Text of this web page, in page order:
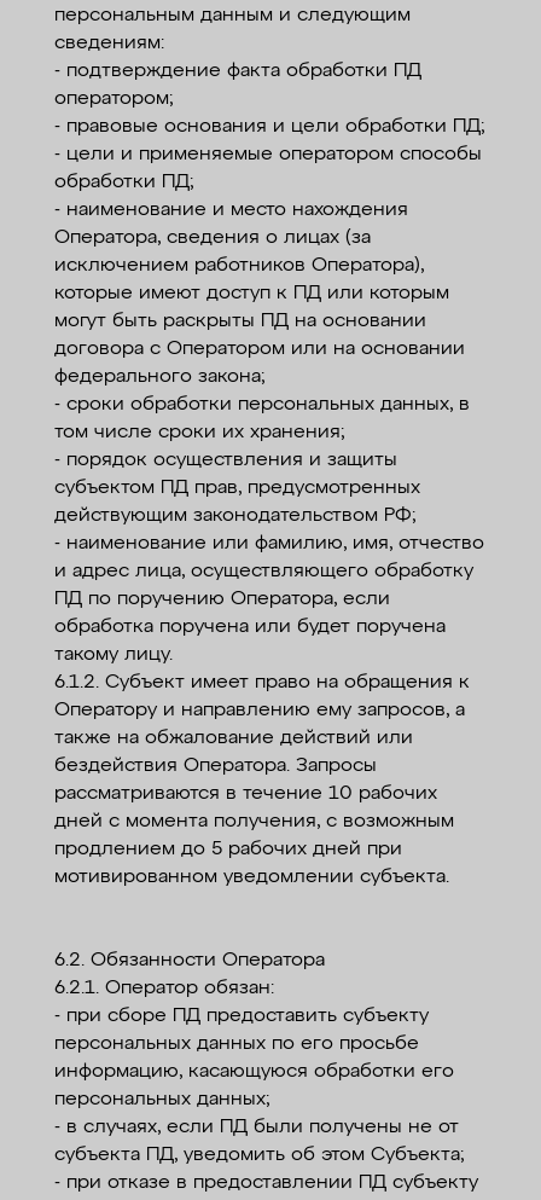
персональным данным и следующим
сведениям:
- подтверждение факта обработки ПД
оператором;
- правовые основания и цели обработки ПД;
- цели и применяемые оператором способы
обработки ПД;
- наименование и место нахождения
Оператора, сведения о лицах (за
исключением работников Оператора),
которые имеют доступ к ПД или которым
могут быть раскрыты ПД на основании
договора с Оператором или на основании
федерального закона;
- сроки обработки персональных данных, в
том числе сроки их хранения;
- порядок осуществления и защиты
субъектом ПД прав, предусмотренных
действующим законодательством РФ;
- наименование или фамилию, имя, отчество
и адрес лица, осуществляющего обработку
ПД по поручению Оператора, если
обработка поручена или будет поручена
такому лицу.
6.1.2. Субъект имеет право на обращения к
Оператору и направлению ему запросов, а
также на обжалование действий или
бездействия Оператора. Запросы
рассматриваются в течение 10 рабочих
дней с момента получения, с возможным
продлением до 5 рабочих дней при
мотивированном уведомлении субъекта.
6.2. Обязанности Оператора
6.2.1. Оператор обязан:
- при сборе ПД предоставить субъекту
персональных данных по его просьбе
информацию, касающуюся обработки его
персональных данных;
- в случаях, если ПД были получены не от
субъекта ПД, уведомить об этом Субъекта;
- при отказе в предоставлении ПД субъекту